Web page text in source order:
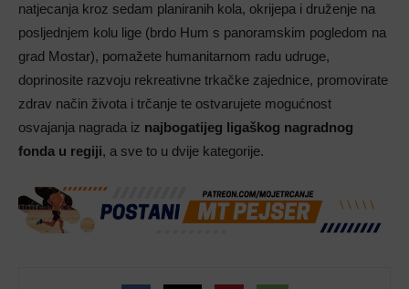
natjecanja kroz sedam planiranih kola, okrijepa i druženje na
posljednjem kolu lige (brdo Hum s panoramskim pogledom na
grad Mostar), pomažete humanitarnom radu udruge,
doprinosite razvoju rekreativne trkačke zajednice, promovirate
zdrav način života i trčanje te ostvarujete mogućnost
osvajanja nagrada iz najbogatijeg ligaškog nagradnog
fonda u regiji, a sve to u dvije kategorije.